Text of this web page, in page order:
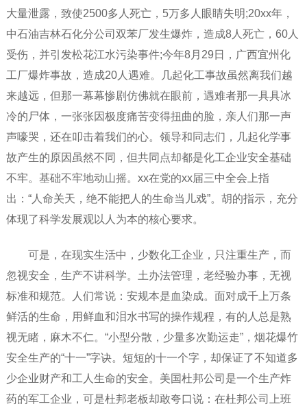
大量泄露，致使2500多人死亡，5万多人眼睛失明;20xx年，
中石油吉林石化分公司双苯厂发生爆炸，造成8人死亡，60人
受伤，并引发松花江水污染事件;今年8月29日，广西宜州化
工厂爆炸事故，造成20人遇难。几起化工事故虽然离我们越
来越远，但那一幕幕惨剧仿佛就在眼前，遇难者那一具具冰
冷的尸体，一张张因极度痛苦变得扭曲的脸，亲人们那一声
声嚎哭，还在叩击着我们的心。领导和同志们，几起化学事
故产生的原因虽然不同，但共同点却都是化工企业安全基础
不牢。基础不牢地动山摇。xx在党的xx届三中全会上指
出：“人命关天，绝不能把人的生命当儿戏”。胡的指示，充分
体现了科学发展观以人为本的核心要求。
可是，在现实生活中，少数化工企业，只注重生产，而
忽视安全，生产不讲科学。土办法管理，老经验办事，无视
标准和规范。人们常说：安规本是血染成。面对成千上万条
鲜活的生命，用鲜血和泪水书写的操作规程，有的人总是熟
视无睹，麻木不仁。“小型分散，少量多次勤运走”，烟花爆竹
安全生产的“十一”字诀。短短的十一个字，却保证了不知道多
少企业财产和工人生命的安全。美国杜邦公司是一个生产炸
药的军工企业，可是杜邦老板却敢夸口说：在杜邦公司上班